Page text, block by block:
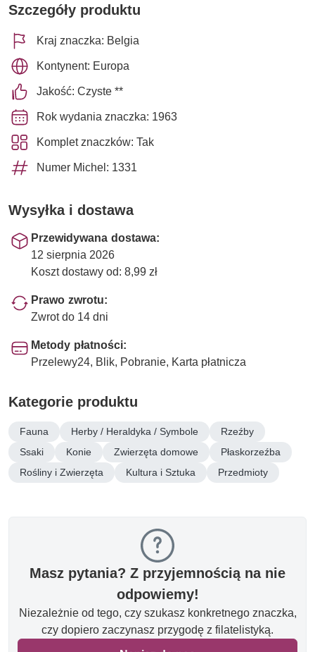
Szczegóły produktu
Kraj znaczka: Belgia
Kontynent: Europa
Jakość: Czyste **
Rok wydania znaczka: 1963
Komplet znaczków: Tak
Numer Michel: 1331
Wysyłka i dostawa
Przewidywana dostawa:
12 sierpnia 2026
Koszt dostawy od: 8,99 zł
Prawo zwrotu:
Zwrot do 14 dni
Metody płatności:
Przelewy24, Blik, Pobranie, Karta płatnicza
Kategorie produktu
Fauna Herby / Heraldyka / Symbole
Rzeźby
Ssaki
Konie Zwierzęta domowe
Płaskorzeźba
Rośliny i Zwierzęta
Kultura i Sztuka Przedmioty
Masz pytania? Z przyjemnością na nie
odpowiemy!
Niezależnie od tego, czy szukasz konkretnego znaczka,
czy dopiero zaczynasz przygodę z filatelistyką.